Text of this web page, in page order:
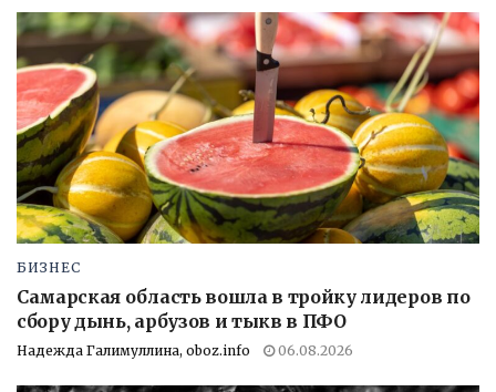
БИЗНЕС
Самарская область вошла в тройку лидеров по
сбору дынь, арбузов и тыкв в ПФО
Надежда Галимуллина, oboz.info 06.08.2026